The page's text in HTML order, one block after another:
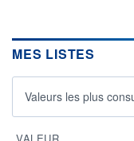
MES LISTES
Valeurs les plus